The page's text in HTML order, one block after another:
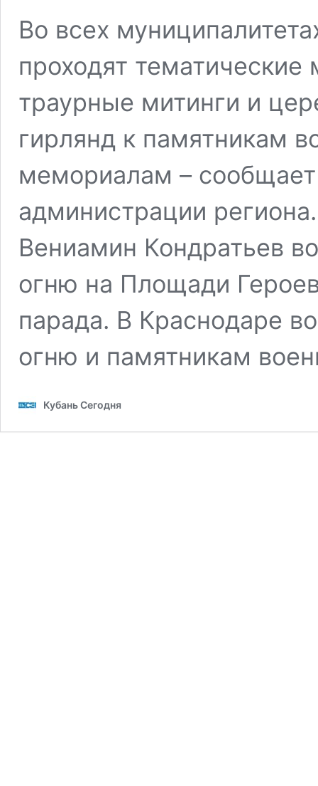
Во всех
проходят
траурные митинги и
гирлянд к памятникам
мемориалам –
администрации
Вениамин Кондратьев
огню на Площади
парада. В Краснодаре
огню и памятникам
Кубань Сегодня